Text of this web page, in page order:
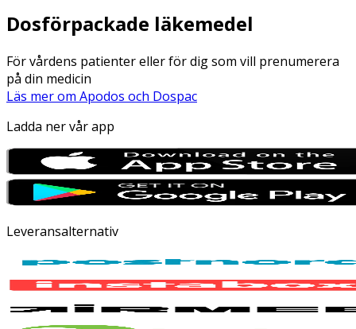
Dosförpackade läkemedel
För vårdens patienter eller för dig som vill prenumerera
på din medicin
Läs mer om Apodos och Dospac
Ladda ner vår app
Leveransalternativ